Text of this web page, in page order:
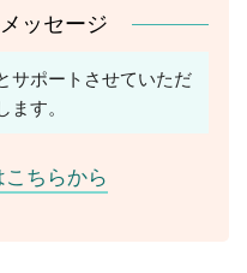
ッセージ
サポートさせていただ
す。
ちらから